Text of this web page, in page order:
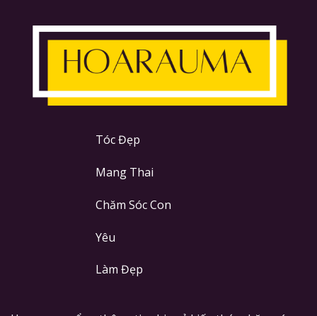
Tóc Đẹp
Mang Thai
Chăm Sóc Con
Yêu
Làm Đẹp